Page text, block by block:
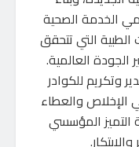
الخدمة الصحية
الطبية التي تتحقق
العالمية.
وتكريم للكوادر
الإخلاص والعطاء
التميز المؤسسي